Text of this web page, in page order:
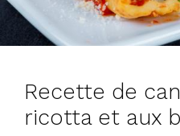
Recette de
ricotta et aux